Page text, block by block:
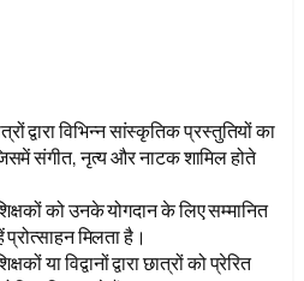
द्वारा विभिन्न सांस्कृतिक प्रस्तुतियों का
संगीत, नृत्य और नाटक शामिल होते
को उनके योगदान के लिए सम्मानित
मिलता है।
या विद्वानों द्वारा छात्रों को प्रेरित